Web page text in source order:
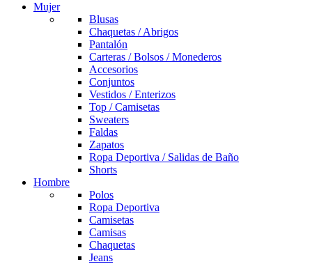
Mujer
Blusas
Chaquetas / Abrigos
Pantalón
Carteras / Bolsos / Monederos
Accesorios
Conjuntos
Vestidos / Enterizos
Top / Camisetas
Sweaters
Faldas
Zapatos
Ropa Deportiva / Salidas de Baño
Shorts
Hombre
Polos
Ropa Deportiva
Camisetas
Camisas
Chaquetas
Jeans